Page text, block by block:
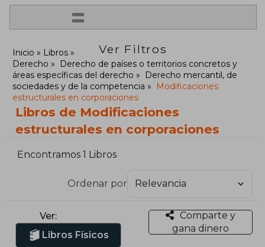
=
Ver Filtros
Inicio
Libros
Derecho
Derecho de países o territorios concretos y
áreas específicas del derecho
Derecho mercantil, de
sociedades y de la competencia
Modificaciones
estructurales en corporaciones
Libros de Modificaciones
estructurales en corporaciones
Encontramos 1 Libros
Ordenar por
Ver:
Libros Físicos
Comparte y
gana dinero